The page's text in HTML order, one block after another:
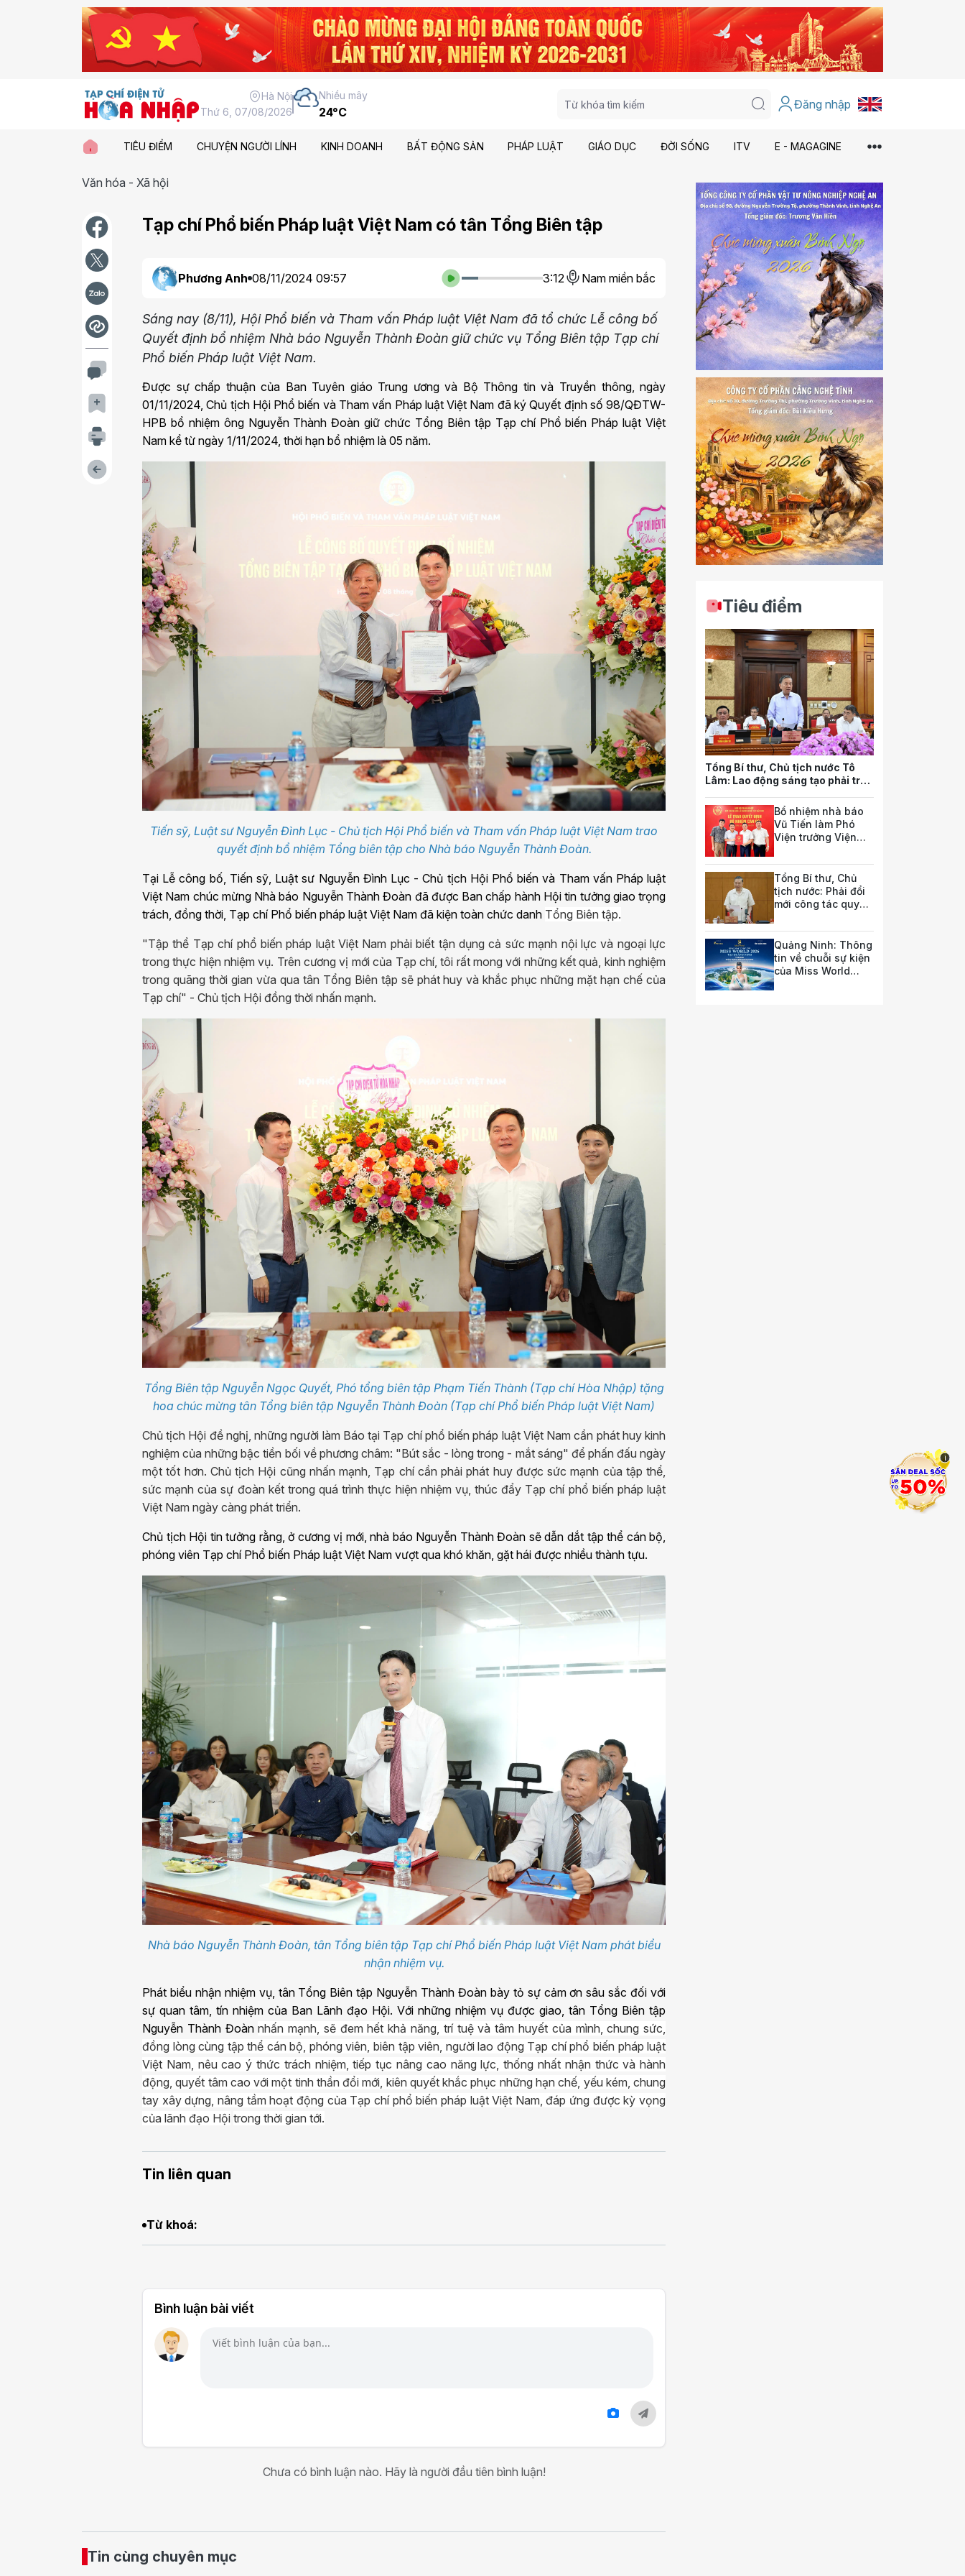
Hà Nội
Thứ 6, 07/08/2026
Nhiều mây
24°C
Đăng nhập
TIÊU ĐIỂM CHUYỆN NGƯỜI LÍNH KINH DOANH BẤT ĐỘNG SẢN PHÁP LUẬT GIÁO DỤC ĐỜI SỐNG ITV E - MAGAGINE
Văn hóa - Xã hội
Tạp chí Phổ biến Pháp luật Việt Nam có tân Tổng Biên tập
Phương Anh 08/11/2024 09:57 3:12 Nam miền bắc
Sáng nay (8/11), Hội Phổ biến và Tham vấn Pháp luật Việt Nam đã tổ chức Lễ công bố
Quyết định bổ nhiệm Nhà báo Nguyễn Thành Đoàn giữ chức vụ Tổng Biên tập Tạp chí
Phổ biến Pháp luật Việt Nam.
Được sự chấp thuận của Ban Tuyên giáo Trung ương và Bộ Thông tin và Truyền thông, ngày
01/11/2024, Chủ tịch Hội Phổ biến và Tham vấn Pháp luật Việt Nam đã ký Quyết định số 98/QĐTW-
HPB bổ nhiệm ông Nguyễn Thành Đoàn giữ chức Tổng Biên tập Tạp chí Phổ biến Pháp luật Việt
Nam kể từ ngày 1/11/2024, thời hạn bổ nhiệm là 05 năm.
Tiến sỹ, Luật sư Nguyễn Đình Lục - Chủ tịch Hội Phổ biến và Tham vấn Pháp luật Việt Nam trao
quyết định bổ nhiệm Tổng biên tập cho Nhà báo Nguyễn Thành Đoàn.
Tại Lễ công bố, Tiến sỹ, Luật sư Nguyễn Đình Lục - Chủ tịch Hội Phổ biến và Tham vấn Pháp luật
Việt Nam chúc mừng Nhà báo Nguyễn Thành Đoàn đã được Ban chấp hành Hội tin tưởng giao trọng
trách, đồng thời, Tạp chí Phổ biến pháp luật Việt Nam đã kiện toàn chức danh Tổng Biên tập.
"Tập thể Tạp chí phổ biến pháp luật Việt Nam phải biết tận dụng cả sức mạnh nội lực và ngoại lực
trong thực hiện nhiệm vụ. Trên cương vị mới của Tạp chí, tôi rất mong với những kết quả, kinh nghiệm
trong quãng thời gian vừa qua tân Tổng Biên tập sẽ phát huy và khắc phục những mặt hạn chế của
Tạp chí" - Chủ tịch Hội đồng thời nhấn mạnh.
Tổng Biên tập Nguyễn Ngọc Quyết, Phó tổng biên tập Phạm Tiến Thành (Tạp chí Hòa Nhập) tặng
hoa chúc mừng tân Tổng biên tập Nguyễn Thành Đoàn (Tạp chí Phổ biến Pháp luật Việt Nam)
Chủ tịch Hội đề nghị, những người làm Báo tại Tạp chí phổ biến pháp luật Việt Nam cần phát huy kinh
nghiệm của những bậc tiền bối về phương châm: "Bút sắc - lòng trong - mắt sáng" để phấn đấu ngày
một tốt hơn. Chủ tịch Hội cũng nhấn mạnh, Tạp chí cần phải phát huy được sức mạnh của tập thể,
sức mạnh của sự đoàn kết trong quá trình thực hiện nhiệm vụ, thúc đẩy Tạp chí phổ biến pháp luật
Việt Nam ngày càng phát triển.
Chủ tịch Hội tin tưởng rằng, ở cương vị mới, nhà báo Nguyễn Thành Đoàn sẽ dẫn dắt tập thể cán bộ,
phóng viên Tạp chí Phổ biến Pháp luật Việt Nam vượt qua khó khăn, gặt hái được nhiều thành tựu.
Nhà báo Nguyễn Thành Đoàn, tân Tổng biên tập Tạp chí Phổ biến Pháp luật Việt Nam phát biểu
nhận nhiệm vụ.
Phát biểu nhận nhiệm vụ, tân Tổng Biên tập Nguyễn Thành Đoàn bày tỏ sự cảm ơn sâu sắc đối với
sự quan tâm, tín nhiệm của Ban Lãnh đạo Hội. Với những nhiệm vụ được giao, tân Tổng Biên tập
Nguyễn Thành Đoànnhấn mạnh, sẽ đem hết khả năng, trí tuệ và tâm huyết của mình, chung sức,
đồng lòng cùng tập thể cán bộ, phóng viên, biên tập viên, người lao động Tạp chí phổ biến pháp luật
Việt Nam, nêu cao ý thức trách nhiệm, tiếp tục nâng cao năng lực, thống nhất nhận thức và hành
động, quyết tâm cao với một tinh thần đổi mới, kiên quyết khắc phục những hạn chế, yếu kém, chung
tay xây dựng, nâng tầm hoạt động của Tạp chí phổ biến pháp luật Việt Nam, đáp ứng được kỳ vọng
của lãnh đạo Hội trong thời gian tới.
Tin liên quan
Từ khoá:
Bình luận bài viết
Chưa có bình luận nào. Hãy là người đầu tiên bình luận!
Tin cùng chuyên mục
Tiêu điểm
Tổng Bí thư, Chủ tịch nước Tô
Lâm: Lao động sáng tạo phải trở
của quốc gia trong tương lai
Bổ nhiệm nhà báo
Vũ Tiến làm Phó
Viện trưởng Viện
luật và chính sách
doanh nghiệp
Tổng Bí thư, Chủ
tịch nước: Phải đổi
mới công tác quy
phát triển hạ tầng
Quảng Ninh: Thông
tin về chuỗi sự kiện
của Miss World
i